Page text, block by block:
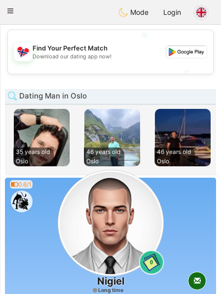
EkteNordmenn
Toggle
Mode Login
💖
💕
Find Your Perfect Match
Download our dating app now!
Dating Man in Oslo
35 years old
Oslo
46 years old
Oslo
46 years old
Oslo
0.6/1
0
Nigiel
Long time